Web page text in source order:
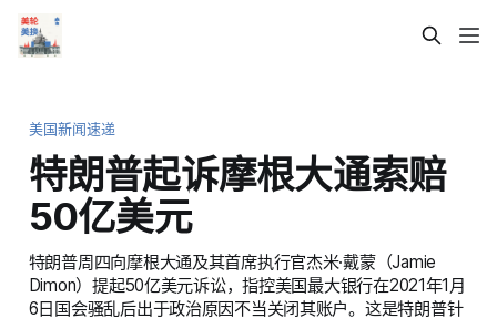
美国新闻速递
特朗普起诉摩根大通索赔
50亿美元
特朗普周四向摩根大通及其首席执行官杰米·戴蒙（Jamie
Dimon）提起50亿美元诉讼，指控美国最大银行在2021年1月
6日国会骚乱后出于政治原因不当关闭其账户。这是特朗普针